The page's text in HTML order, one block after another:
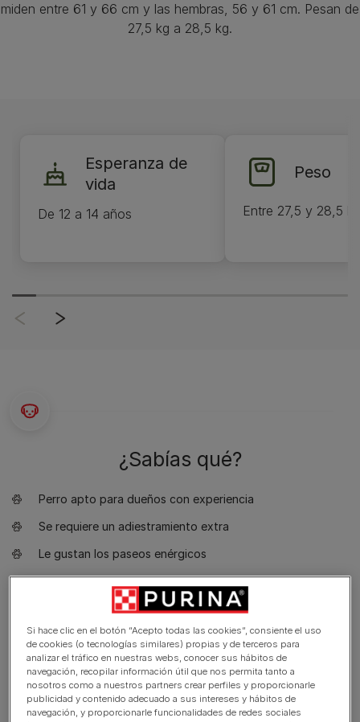
miden entre 61 y 66 cm y las hembras, 56 y 61 cm. Pesan de
27,5 kg a 28,5 kg.
Esperanza de
vida
De 12 a 14 años
Peso
Entre 27,5 y 28,5 kg
¿Sabías qué?
Perro apto para dueños con experiencia
Se requiere un adiestramiento extra
Le gustan los paseos enérgicos
Le gusta pasear más de dos horas al día
Babeo mínimo
Requiere aseo una vez por semana
Raza no hipoalergénica
Perro expresivo y ladrador
Si hace clic en el botón “Acepto todas las cookies”, consiente el uso
de cookies (o tecnologías similares) propias y de terceros para
analizar el tráfico en nuestras webs, conocer sus hábitos de
navegación, recopilar información útil que nos permita tanto a
nosotros como a nuestros partners crear perfiles y proporcionarle
publicidad y contenido adecuado a sus intereses y hábitos de
navegación, y proporcionarle funcionalidades de redes sociales